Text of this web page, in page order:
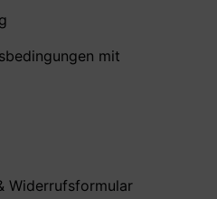
mit
Widerrufsformular